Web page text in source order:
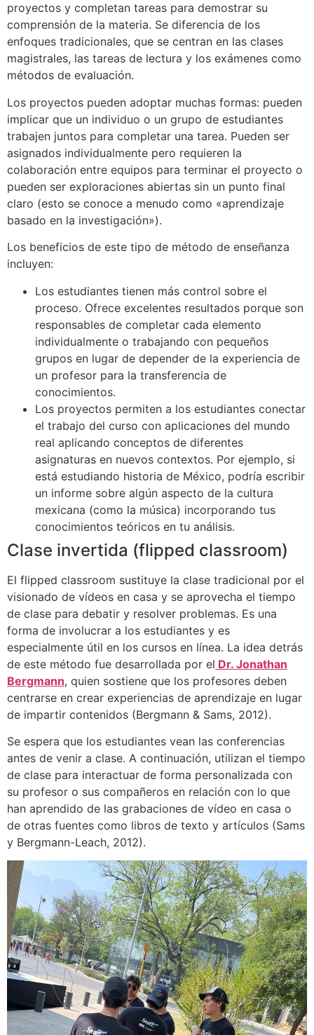
proyectos y completan tareas para demostrar su
comprensión de la materia. Se diferencia de los
enfoques tradicionales, que se centran en las clases
magistrales, las tareas de lectura y los exámenes como
métodos de evaluación.
Los proyectos pueden adoptar muchas formas: pueden
implicar que un individuo o un grupo de estudiantes
trabajen juntos para completar una tarea. Pueden ser
asignados individualmente pero requieren la
colaboración entre equipos para terminar el proyecto o
pueden ser exploraciones abiertas sin un punto final
claro (esto se conoce a menudo como «aprendizaje
basado en la investigación»).
Los beneficios de este tipo de método de enseñanza
incluyen:
Los estudiantes tienen más control sobre el
proceso. Ofrece excelentes resultados porque son
responsables de completar cada elemento
individualmente o trabajando con pequeños
grupos en lugar de depender de la experiencia de
un profesor para la transferencia de
conocimientos.
Los proyectos permiten a los estudiantes conectar
el trabajo del curso con aplicaciones del mundo
real aplicando conceptos de diferentes
asignaturas en nuevos contextos. Por ejemplo, si
está estudiando historia de México, podría escribir
un informe sobre algún aspecto de la cultura
mexicana (como la música) incorporando tus
conocimientos teóricos en tu análisis.
Clase invertida (flipped classroom)
El flipped classroom sustituye la clase tradicional por el
visionado de vídeos en casa y se aprovecha el tiempo
de clase para debatir y resolver problemas. Es una
forma de involucrar a los estudiantes y es
especialmente útil en los cursos en línea. La idea detrás
de este método fue desarrollada por el Dr. Jonathan
Bergmann, quien sostiene que los profesores deben
centrarse en crear experiencias de aprendizaje en lugar
de impartir contenidos (Bergmann & Sams, 2012).
Se espera que los estudiantes vean las conferencias
antes de venir a clase. A continuación, utilizan el tiempo
de clase para interactuar de forma personalizada con
su profesor o sus compañeros en relación con lo que
han aprendido de las grabaciones de vídeo en casa o
de otras fuentes como libros de texto y artículos (Sams
y Bergmann-Leach, 2012).